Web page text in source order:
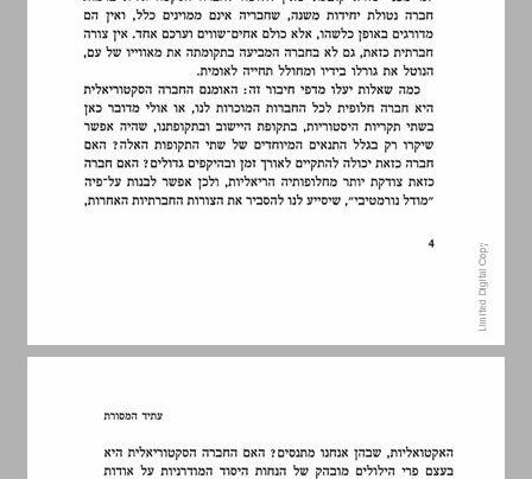
5. המבנה החברתי הסקטוריאלי ... 12